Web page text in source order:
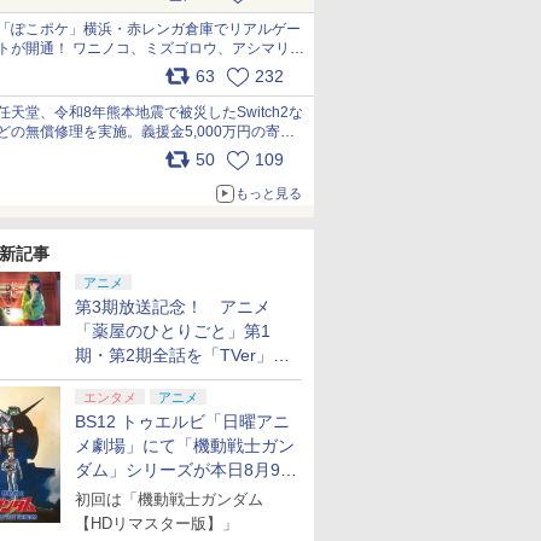
ぽこポケ」横浜・赤レンガ倉庫でリアルゲー
が開通！ ワニノコ、ミズゴロウ、アシマリ登
場シーンをレポート pic.x.com/LDgEByVl6D
63 232
天堂、令和8年熊本地震で被災したSwitch2な
の無償修理を実施。義援金5,000万円の寄付
も発表 pic.x.com/BAYsMfUfUC
50 109
もっと見る
記事
アニメ
第3期放送記念！ アニメ
「薬屋のひとりごと」第1
期・第2期全話を「TVer」に
て期間限定で順次無料配信開
始エンタメ アニメ
BS12 トゥエルビ「日曜アニ
メ劇場」にて「機動戦士ガン
ダム」シリーズが本日8月9日
から8週連続で放送
初回は「機動戦士ガンダム
【HDリマスター版】」